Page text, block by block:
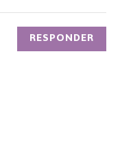
RESPONDER